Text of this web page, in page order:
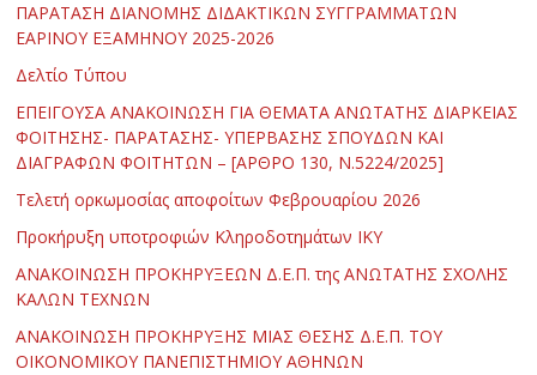
ΠΑΡΑΤΑΣΗ ΔΙΑΝΟΜΗΣ ΔΙΔΑΚΤΙΚΩΝ ΣΥΓΓΡΑΜΜΑΤΩΝ
ΕΑΡΙΝΟΥ ΕΞΑΜΗΝΟΥ 2025-2026
Δελτίο Τύπου
ΕΠΕΙΓΟΥΣΑ ΑΝΑΚΟΙΝΩΣΗ ΓΙΑ ΘΕΜΑΤΑ ΑΝΩΤΑΤΗΣ ΔΙΑΡΚΕΙΑΣ
ΦΟΙΤΗΣΗΣ- ΠΑΡΑΤΑΣΗΣ- ΥΠΕΡΒΑΣΗΣ ΣΠΟΥΔΩΝ ΚΑΙ
ΔΙΑΓΡΑΦΩΝ ΦΟΙΤΗΤΩΝ – [ΑΡΘΡΟ 130, Ν.5224/2025]
Τελετή ορκωμοσίας αποφοίτων Φεβρουαρίου 2026
Προκήρυξη υποτροφιών Κληροδοτημάτων ΙΚΥ
ΑΝΑΚΟΙΝΩΣΗ ΠΡΟΚΗΡΥΞΕΩΝ Δ.Ε.Π. της ΑΝΩΤΑΤΗΣ ΣΧΟΛΗΣ
ΚΑΛΩΝ ΤΕΧΝΩΝ
ΑΝΑΚΟΙΝΩΣΗ ΠΡΟΚΗΡΥΞΗΣ ΜΙΑΣ ΘΕΣΗΣ Δ.Ε.Π. ΤΟΥ
ΟΙΚΟΝΟΜΙΚΟΥ ΠΑΝΕΠΙΣΤΗΜΙΟΥ ΑΘΗΝΩΝ